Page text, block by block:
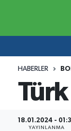
HABERLER
18.01.2024 -
YAYINLANMA
Ekonomi
Borsa
Ekonomi
Borsa